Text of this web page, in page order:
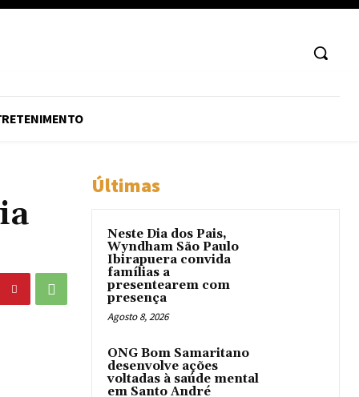
Últimas
Neste Dia dos Pais,
Wyndham São Paulo
Ibirapuera convida
famílias a
presentearem com
presença
Agosto 8, 2026
ONG Bom Samaritano
desenvolve ações
voltadas à saúde mental
em Santo André